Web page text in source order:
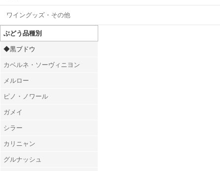
ワイングッズ・その他
ぶどう品種別
◆黒ブドウ
カベルネ・ソーヴィニヨン
メルロー
ピノ・ノワール
ガメイ
シラー
カリニャン
グルナッシュ